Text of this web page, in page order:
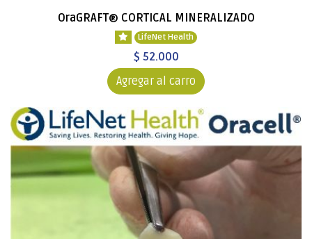
OraGRAFT® CORTICAL MINERALIZADO
LifeNet Health
$ 52.000
Agregar al carro